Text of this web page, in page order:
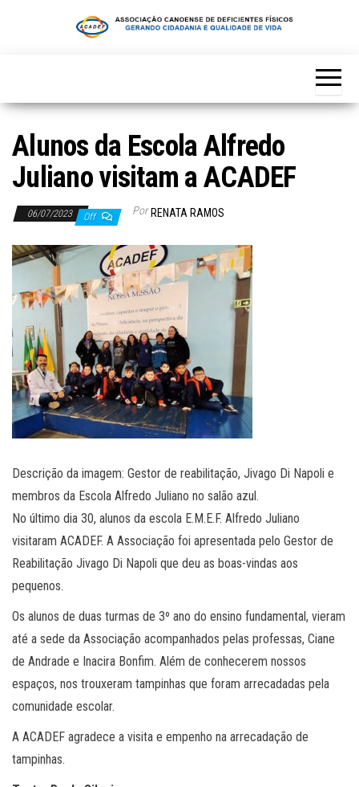
Alunos da Escola Alfredo
Juliano visitam a ACADEF
06/07/2023 Off Por RENATA RAMOS
Descrição da imagem: Gestor de reabilitação, Jivago Di Napoli e
membros da Escola Alfredo Juliano no salão azul.
No último dia 30, alunos da escola E.M.E.F. Alfredo Juliano
visitaram ACADEF. A Associação foi apresentada pelo Gestor de
Reabilitação Jivago Di Napoli que deu as boas-vindas aos
pequenos.
Os alunos de duas turmas de 3º ano do ensino fundamental, vieram
até a sede da Associação acompanhados pelas professas, Ciane
de Andrade e Inacira Bonfim. Além de conhecerem nossos
espaços, nos trouxeram tampinhas que foram arrecadadas pela
comunidade escolar.
A ACADEF agradece a visita e empenho na arrecadação de
tampinhas.